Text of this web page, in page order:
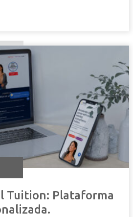
Tuition: Plataforma